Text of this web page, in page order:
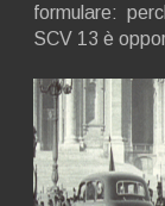
formulare:
SCV 13 è